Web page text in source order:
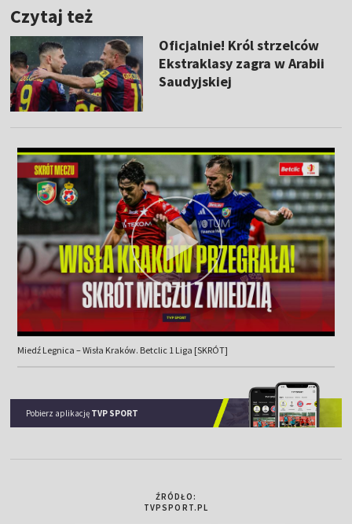
Czytaj też
Oficjalnie! Król strzelców
Ekstraklasy zagra w Arabii
Saudyjskiej
Miedź Legnica – Wisła Kraków. Betclic 1 Liga [SKRÓT]
Pobierz aplikację TVP SPORT
ŹRÓDŁO:
TVPSPORT.PL